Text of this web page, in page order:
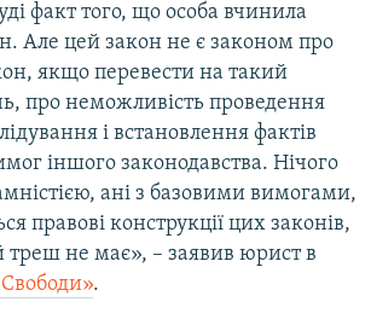
факт того, що особа вчинила
Але цей закон не є законом про
якщо перевести на такий
про неможливість проведення
і встановлення фактів
іншого законодавства. Нічого
ані з базовими вимогами,
правові конструкції цих законів,
не має», – заявив юрист в
.